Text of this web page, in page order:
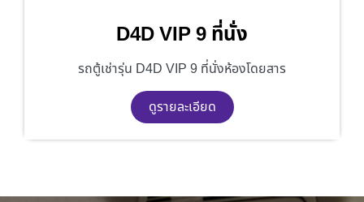
D4D VIP 9 ที่นั่ง
รถตู้เช่ารุ่น D4D VIP 9 ที่นั่งห้องโดยสาร
ดูรายละเอียด